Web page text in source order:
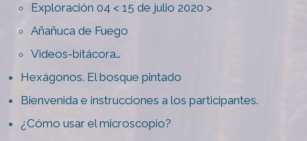
Exploración 04 < 15 de julio 2020 >
Añañuca de Fuego
Videos-bitácora…
Hexágonos. El bosque pintado
Bienvenida e instrucciones a los participantes.
¿Cómo usar el microscopio?